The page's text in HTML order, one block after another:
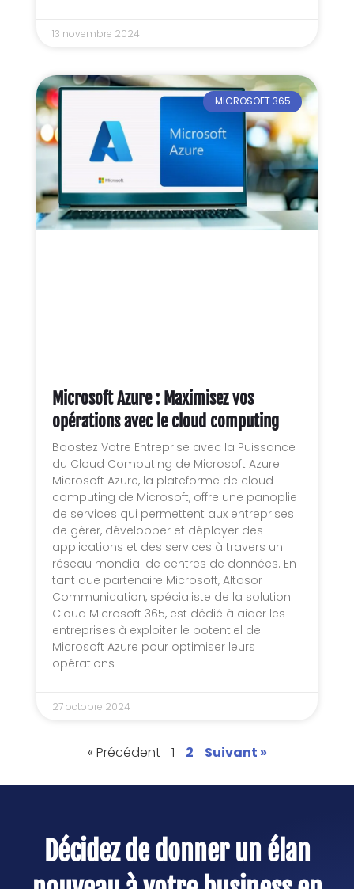
13 novembre 2024
MICROSOFT 365
Microsoft Azure : Maximisez vos
opérations avec le cloud computing
Boostez Votre Entreprise avec la Puissance
du Cloud Computing de Microsoft Azure
Microsoft Azure, la plateforme de cloud
computing de Microsoft, offre une panoplie
de services qui permettent aux entreprises
de gérer, développer et déployer des
applications et des services à travers un
réseau mondial de centres de données. En
tant que partenaire Microsoft, Altosor
Communication, spécialiste de la solution
Cloud Microsoft 365, est dédié à aider les
entreprises à exploiter le potentiel de
Microsoft Azure pour optimiser leurs
opérations
27 octobre 2024
« Précédent 1 2 Suivant »
Décidez de donner un élan